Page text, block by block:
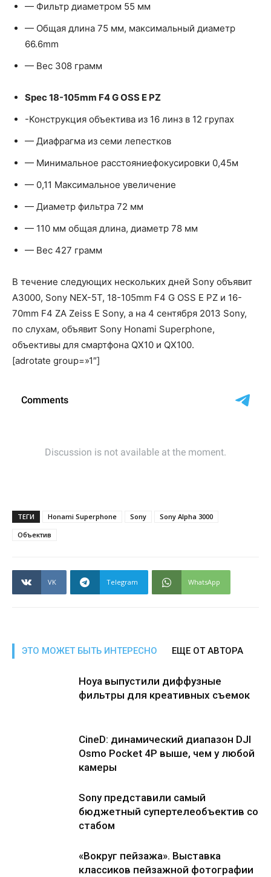
— Фильтр диаметром 55 мм
— Общая длина 75 мм, максимальный диаметр
66.6mm
— Вес 308 грамм
Spec 18-105mm F4 G OSS E PZ
-Конструкция объектива из 16 линз в 12 групах
— Диафрагма из семи лепестков
— Минимальное расстояниефокусировки 0,45м
— 0,11 Максимальное увеличение
— Диаметр фильтра 72 мм
— 110 мм общая длина, диаметр 78 мм
— Вес 427 грамм
В течение следующих нескольких дней Sony объявит
A3000, Sony NEX-5Т, 18-105mm F4 G OSS E PZ и 16-
70mm F4 ZA Zeiss Е Sony, а на 4 сентября 2013 Sony,
по слухам, объявит Sony Honami Superphone,
объективы для смартфона QX10 и QX100.
[adrotate group=»1″]
ТЕГИ Honami Superphone Sony
Sony Alpha 3000
Объектив
VK Telegram WhatsApp
ЭТО МОЖЕТ БЫТЬ ИНТЕРЕСНО ЕЩЕ ОТ АВТОРА
Hoya выпустили диффузные
фильтры для креативных съемок
CineD: динамический диапазон DJI
Osmo Pocket 4P выше, чем у любой
камеры
Sony представили самый
бюджетный супертелеобъектив со
стабом
«Вокруг пейзажа». Выставка
классиков пейзажной фотографии